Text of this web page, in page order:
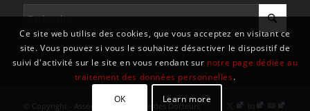
© Copyright - Association Nationale des Docteurs
Ce site web utilise des cookies, que vous acceptez en visitant ce
site. Vous pouvez si vous le souhaitez désactiver le dispositif de
suivi d'activité sur le site en vous rendant sur notre page dédiée au
traitement des données personnelles.
OK
Learn more